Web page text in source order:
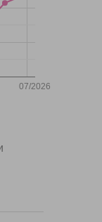
07/2026